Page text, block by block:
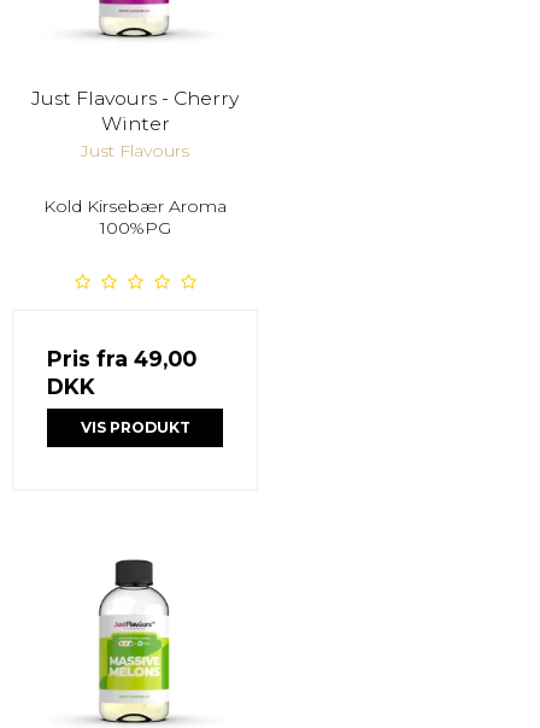
Just Flavours - Cherry
Winter
Just Flavours
Kold Kirsebær Aroma
100%PG
Pris fra 49,00
DKK
VIS PRODUKT